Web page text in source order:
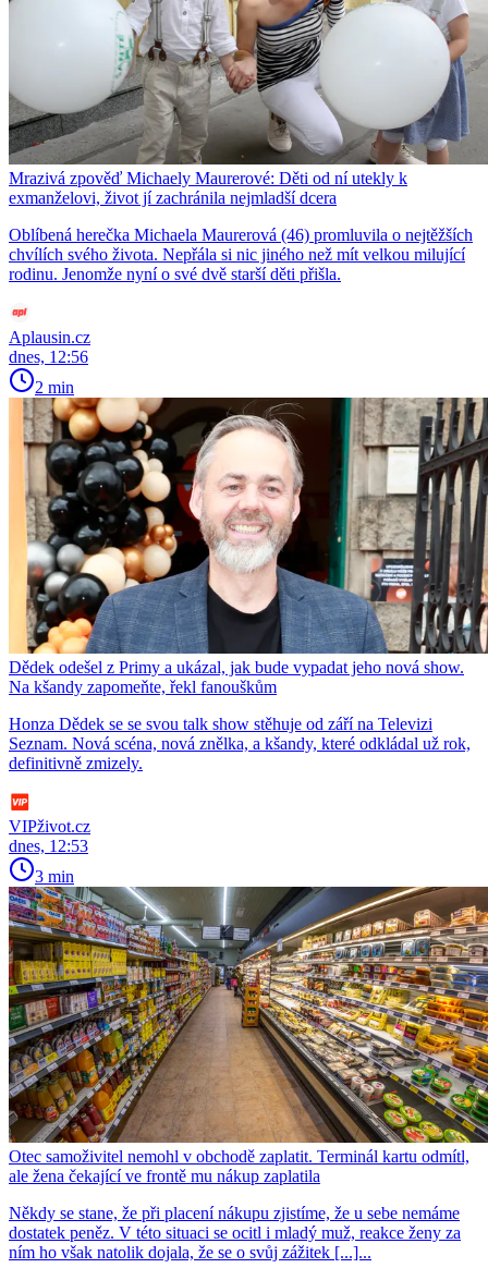
Mrazivá zpověď Michaely Maurerové: Děti od ní utekly k
exmanželovi, život jí zachránila nejmladší dcera
Oblíbená herečka Michaela Maurerová (46) promluvila o nejtěžších
chvílích svého života. Nepřála si nic jiného než mít velkou milující
rodinu. Jenomže nyní o své dvě starší děti přišla.
Aplausin.cz
dnes, 12:56
2 min
Dědek odešel z Primy a ukázal, jak bude vypadat jeho nová show.
Na kšandy zapomeňte, řekl fanouškům
Honza Dědek se se svou talk show stěhuje od září na Televizi
Seznam. Nová scéna, nová znělka, a kšandy, které odkládal už rok,
definitivně zmizely.
VIPživot.cz
dnes, 12:53
3 min
Otec samoživitel nemohl v obchodě zaplatit. Terminál kartu odmítl,
ale žena čekající ve frontě mu nákup zaplatila
Někdy se stane, že při placení nákupu zjistíme, že u sebe nemáme
dostatek peněz. V této situaci se ocitl i mladý muž, reakce ženy za
ním ho však natolik dojala, že se o svůj zážitek [...]...